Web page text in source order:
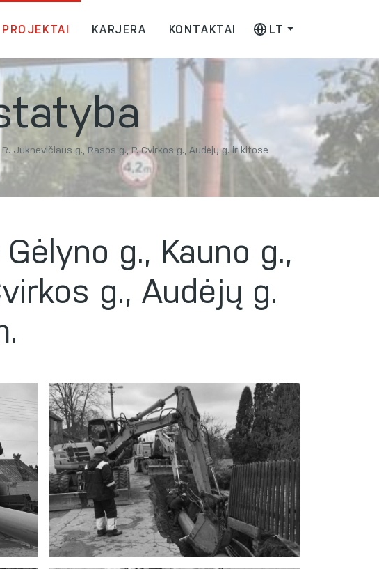
LT
PROJEKTAI KARJERA KONTAKTAI
Juknevičiaus g., Rasos g., P. Cvirkos g., Audėjų g. ir kitose
g., Kauno g.,
g., Audėjų g.